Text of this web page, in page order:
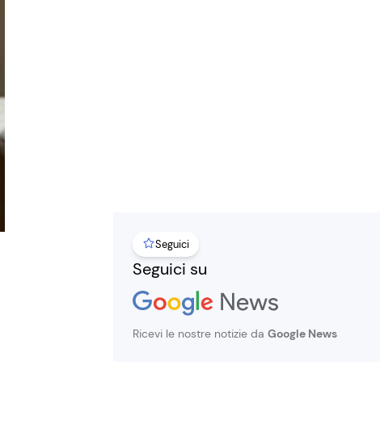
Seguici
Seguici su
Ricevi le nostre notizie da Google News